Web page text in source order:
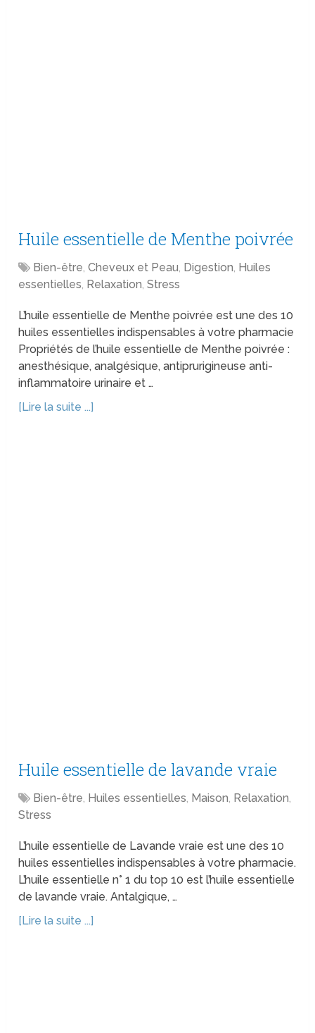
Huile essentielle de Menthe poivrée
Bien-être,Cheveux et Peau, Digestion, Huiles
essentielles, Relaxation,Stress
L’huile essentielle de Menthe poivrée est une des 10
huiles essentielles indispensables à votre pharmacie
Propriétés de l’huile essentielle de Menthe poivrée :
anesthésique, analgésique, antiprurigineuse anti-
inflammatoire urinaire et …
[Lire la suite ...]
Huile essentielle de lavande vraie
Bien-être, Huiles essentielles, Maison, Relaxation,
Stress
L’huile essentielle de Lavande vraie est une des 10
huiles essentielles indispensables à votre pharmacie.
L’huile essentielle n° 1 du top 10 est l’huile essentielle
de lavande vraie. Antalgique, …
[Lire la suite ...]